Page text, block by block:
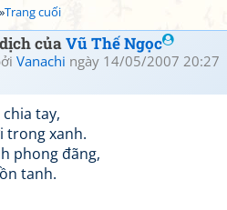
»Trang cuối
củaVũ Thế Ngọc
Vanachi ngày 14/05/2007 20:27
tay,
trong xanh.
phong đãng,
tanh.